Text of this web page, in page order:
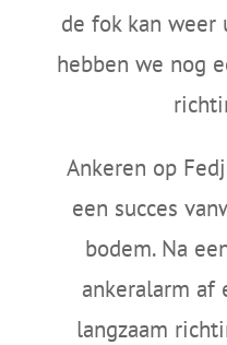
de fok kan weer
hebben we nog
Ankeren op
een succes
bodem. Na
ankeralarm af
langzaam